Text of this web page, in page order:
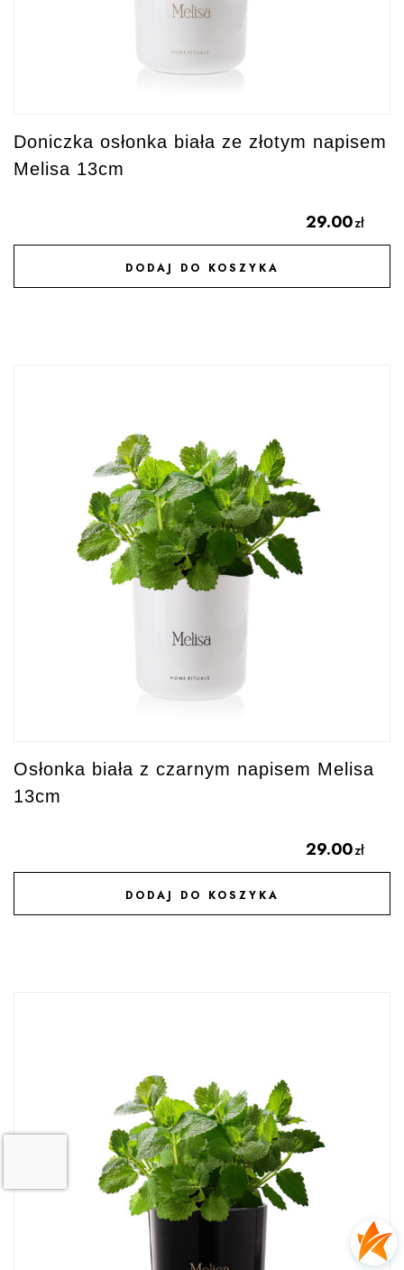
Doniczka osłonka biała ze złotym napisem
Melisa 13cm
29.00zł
DODAJ DO KOSZYKA
DODAJ DO ULUBIONYCH
Osłonka biała z czarnym napisem Melisa
13cm
29.00zł
DODAJ DO KOSZYKA
DODAJ DO ULUBIONYCH